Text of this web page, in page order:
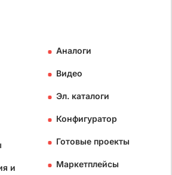
и
Аналоги
Видео
Эл. каталоги
Конфигуратор
Готовые проекты
Маркетплейсы